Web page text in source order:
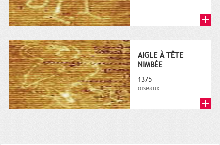
AIGLE À TÊTE
NIMBÉE
1375
oiseaux